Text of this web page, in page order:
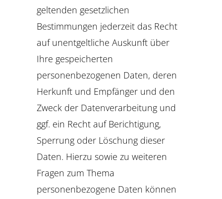
geltenden gesetzlichen
Bestimmungen jederzeit das Recht
auf unentgeltliche Auskunft über
Ihre gespeicherten
personenbezogenen Daten, deren
Herkunft und Empfänger und den
Zweck der Datenverarbeitung und
ggf. ein Recht auf Berichtigung,
Sperrung oder Löschung dieser
Daten. Hierzu sowie zu weiteren
Fragen zum Thema
personenbezogene Daten können